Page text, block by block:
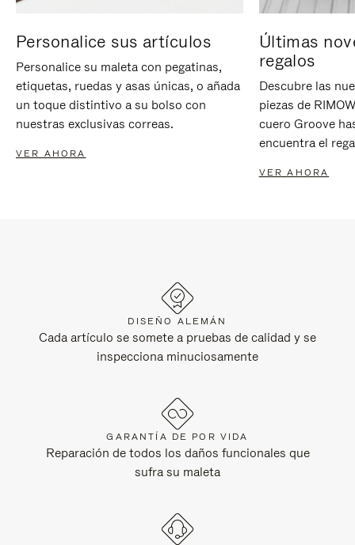
Personalice sus artículos
Personalice su maleta con pegatinas,
etiquetas, ruedas y asas únicas, o añada
un toque distintivo a su bolso con
nuestras exclusivas correas.
VER AHORA
Últimas
regalos
Descubre las
piezas de
cuero Groove
encuentra el
VER AHORA
DISEÑO ALEMÁN
Cada artículo se somete a pruebas de calidad y se
inspecciona minuciosamente
GARANTÍA DE POR VIDA
Reparación de todos los daños funcionales que
sufra su maleta